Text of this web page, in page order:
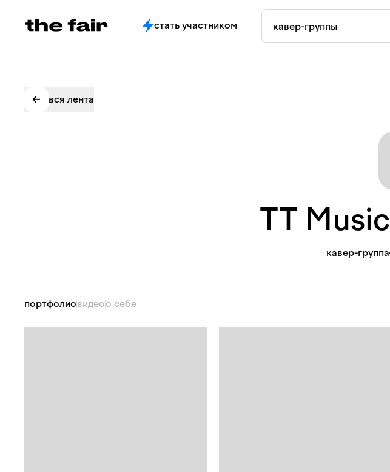
стать участником
вся лента
TT Music
кавер-группа
портфолиовидеоо себе